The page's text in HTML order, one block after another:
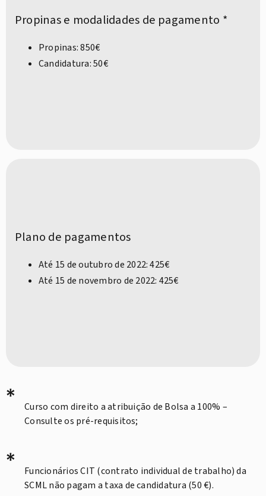
Propinas e modalidades de pagamento *
Propinas: 850€
Candidatura: 50€
Plano de pagamentos
Até 15 de outubro de 2022: 425€
Até 15 de novembro de 2022: 425€
*
Curso com direito a atribuição de Bolsa a 100% –
Consulte os pré-requisitos;
*
Funcionários CIT (contrato individual de trabalho) da
SCML não pagam a taxa de candidatura (50 €).